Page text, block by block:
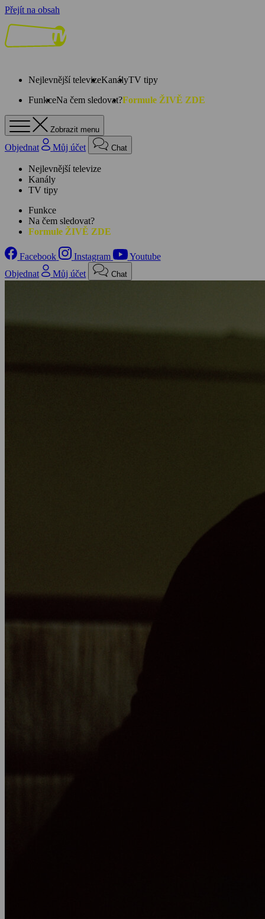
Přejít na obsah
Nejlevnější televizeKanályTV tipy
FunkceNa čem sledovat?Formule ŽIVĚ ZDE
Zobrazit menu
Objednat Můj účet Chat
Nejlevnější televize
Kanály
TV tipy
Funkce
Na čem sledovat?
Formule ŽIVĚ ZDE
Facebook Instagram
Youtube
Objednat
Můj účet Chat